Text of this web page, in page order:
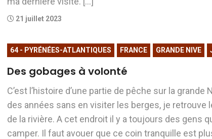
21 juillet 2023
64 - PYRÉNÉES-ATLANTIQUES FRANCE GRANDE NIVE
Des gobages à volonté
C’est l’histoire d’une partie de pêche sur la grande
des années sans en visiter les berges, je retrouve
de la rivière. A cet endroit il y a toujours des gens
camper. Il faut avouer que ce coin tranquille est